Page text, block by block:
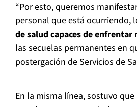
“Por esto, queremos
personal que está ocurriendo,
de salud capaces de enfrentar
las secuelas permanentes en
postergación de Servicios de
En la misma línea, sostuvo